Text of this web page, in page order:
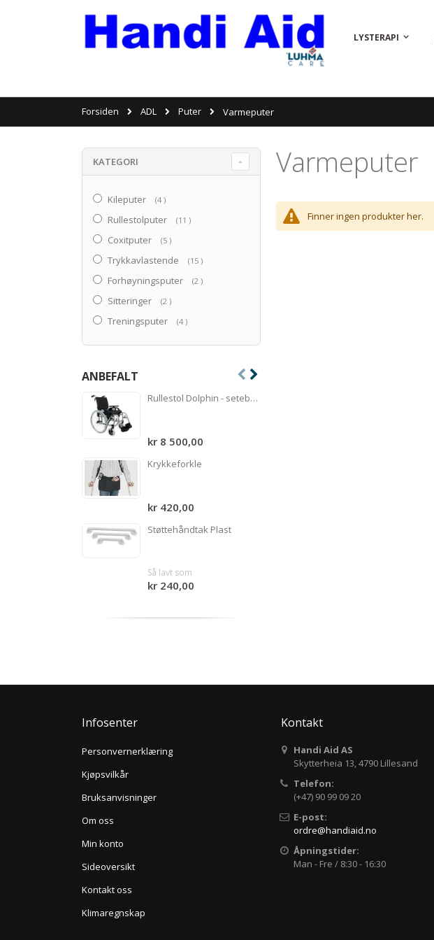
LYSTERAPI
Forsiden ADL Puter Varmeputer
Varmeputer
Finner ingen produkter her.
KATEGORI
Kileputer 4 produkter
Rullestolputer 11 produkter
Coxitputer 5 produkter
Trykkavlastende 15 produkter
Forhøyningsputer 2 produkter
Sitteringer 2 produkter
Treningsputer 4 produkter
ANBEFALT
Rullestol Dolphin - setebredde 51 cm
kr 8 500,00
Krykkeforkle
kr 420,00
Støttehåndtak Plast
Så lavt som
kr 240,00
Infosenter
Personvernerklæring
Kjøpsvilkår
Bruksanvisninger
Om oss
Min konto
Sideoversikt
Kontakt oss
Klimaregnskap
Kontakt
Handi Aid AS
Skytterheia 13, 4790 Lillesand
Telefon:
(+47) 90 99 09 20
E-post:
ordre@handiaid.no
Åpningstider:
Man - Fre / 8:30 - 16:30